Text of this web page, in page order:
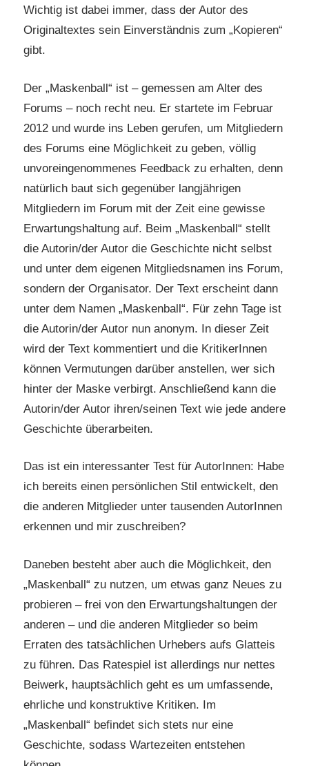
Wichtig ist dabei immer, dass der Autor des
Originaltextes sein Einverständnis zum „Kopieren“
gibt.
Der „Maskenball“ ist – gemessen am Alter des
Forums – noch recht neu. Er startete im Februar
2012 und wurde ins Leben gerufen, um Mitgliedern
des Forums eine Möglichkeit zu geben, völlig
unvoreingenommenes Feedback zu erhalten, denn
natürlich baut sich gegenüber langjährigen
Mitgliedern im Forum mit der Zeit eine gewisse
Erwartungshaltung auf. Beim „Maskenball“ stellt
die Autorin/der Autor die Geschichte nicht selbst
und unter dem eigenen Mitgliedsnamen ins Forum,
sondern der Organisator. Der Text erscheint dann
unter dem Namen „Maskenball“. Für zehn Tage ist
die Autorin/der Autor nun anonym. In dieser Zeit
wird der Text kommentiert und die KritikerInnen
können Vermutungen darüber anstellen, wer sich
hinter der Maske verbirgt. Anschließend kann die
Autorin/der Autor ihren/seinen Text wie jede andere
Geschichte überarbeiten.
Das ist ein interessanter Test für AutorInnen: Habe
ich bereits einen persönlichen Stil entwickelt, den
die anderen Mitglieder unter tausenden AutorInnen
erkennen und mir zuschreiben?
Daneben besteht aber auch die Möglichkeit, den
„Maskenball“ zu nutzen, um etwas ganz Neues zu
probieren – frei von den Erwartungshaltungen der
anderen – und die anderen Mitglieder so beim
Erraten des tatsächlichen Urhebers aufs Glatteis
zu führen. Das Ratespiel ist allerdings nur nettes
Beiwerk, hauptsächlich geht es um umfassende,
ehrliche und konstruktive Kritiken. Im
„Maskenball“ befindet sich stets nur eine
Geschichte, sodass Wartezeiten entstehen